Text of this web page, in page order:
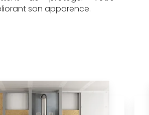
son apparence.